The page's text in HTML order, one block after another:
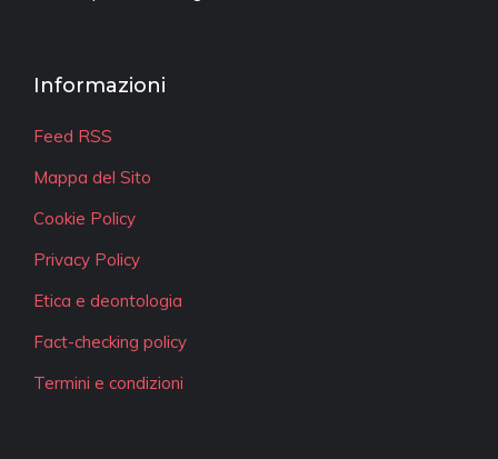
Informazioni
Feed RSS
Mappa del Sito
Cookie Policy
Privacy Policy
Etica e deontologia
Fact-checking policy
Termini e condizioni